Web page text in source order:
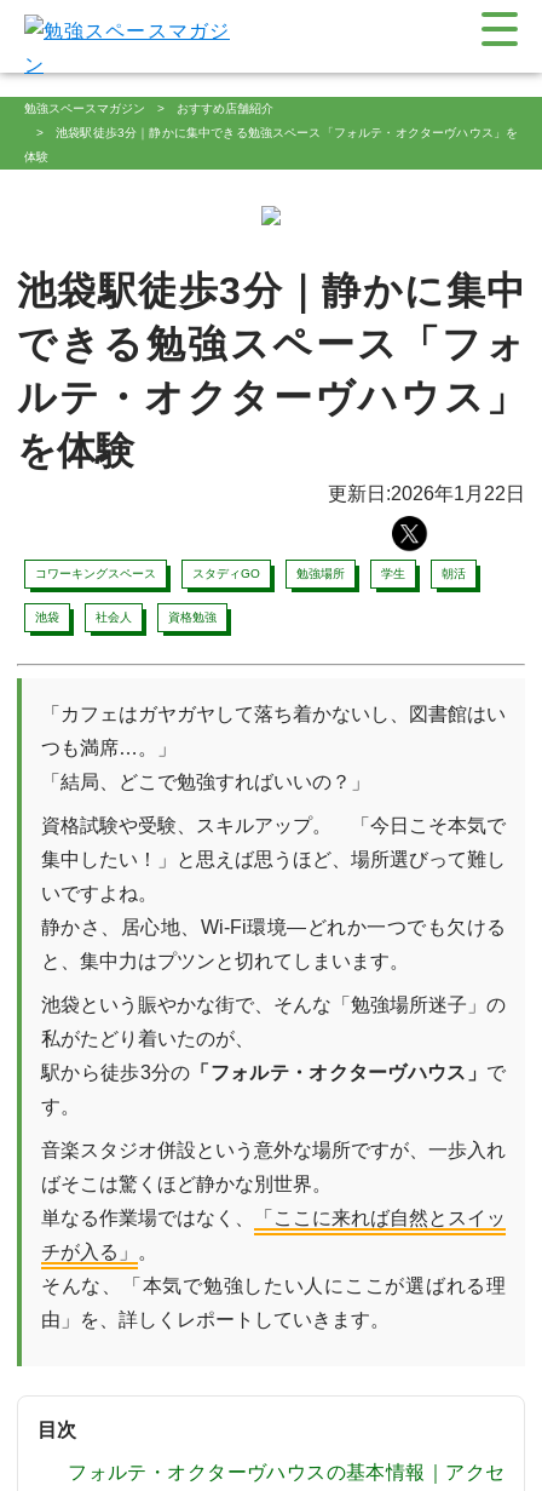
勉強スペースマガジン
おすすめ店舗紹介
池袋駅徒歩3分｜静かに集中できる勉強スペース「フォルテ・オクターヴハウス」を
体験
池袋駅徒歩3分｜静かに集中
できる勉強スペース「フォ
ルテ・オクターヴハウス」
を体験
更新日:2026年1月22日
コワーキングスペース スタディGO 勉強場所 学生 朝活
池袋 社会人 資格勉強
「カフェはガヤガヤして落ち着かないし、図書館はい
つも満席…。」
「結局、どこで勉強すればいいの？」
資格試験や受験、スキルアップ。 「今日こそ本気で
集中したい！」と思えば思うほど、場所選びって難し
いですよね。
静かさ、居心地、Wi-Fi環境―どれか一つでも欠ける
と、集中力はプツンと切れてしまいます。
池袋という賑やかな街で、そんな「勉強場所迷子」の
私がたどり着いたのが、
駅から徒歩3分の 「フォルテ・オクターヴハウス」 で
す。
音楽スタジオ併設という意外な場所ですが、一歩入れ
ばそこは驚くほど静かな別世界。
単なる作業場ではなく、
「ここに来れば自然とスイッ
チが入る」
。
そんな、「本気で勉強したい人にここが選ばれる理
由」を、詳しくレポートしていきます。
目次
フォルテ・オクターヴハウスの基本情報｜アクセ